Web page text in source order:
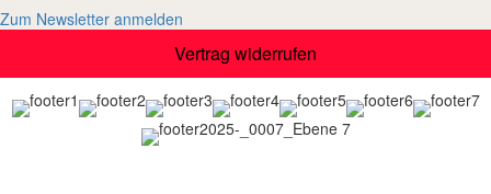
Zum Newsletter anmelden
Vertrag widerrufen